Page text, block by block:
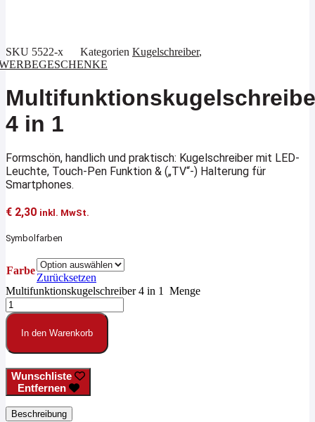
SKU 5522-x Kategorien Kugelschreiber,
4 in 1
Formschön, handlich und praktisch: Kugelschreiber mit LED-
Leuchte, Touch-Pen Funktion & („TV“-) Halterung für
Smartphones.
€ 2,30 inkl. MwSt.
Symbolfarben
Farbe
Zurücksetzen
Multifunktionskugelschreiber 4 in 1 Menge
In den Warenkorb
Wunschliste
Entfernen
Beschreibung